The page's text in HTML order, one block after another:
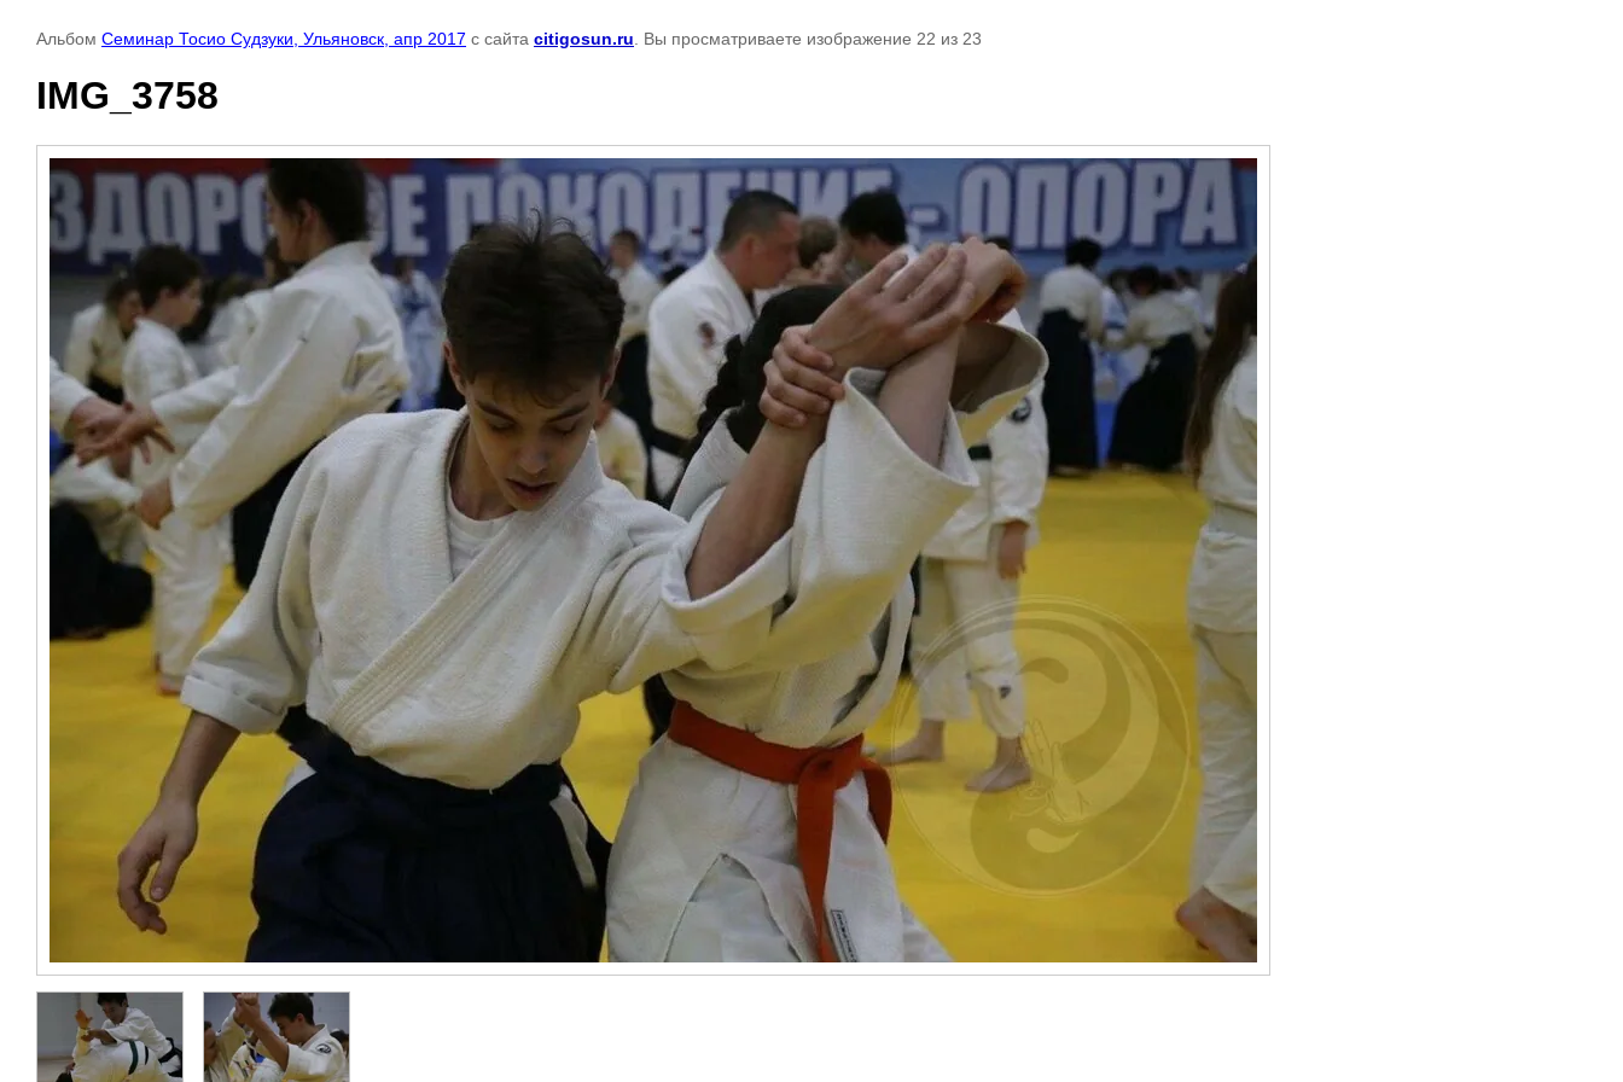
Альбом Семинар Тосио Судзуки, Ульяновск, апр 2017 с сайта citigosun.ru . Вы просматриваете изображение 22 из 23
IMG_3758